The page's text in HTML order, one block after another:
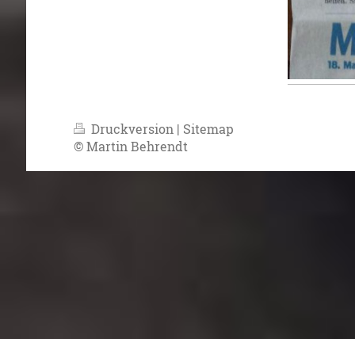
Druckversion | Sitemap
© Martin Behrendt